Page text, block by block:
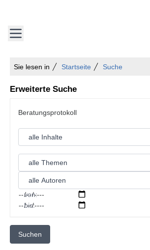
Sie lesen in Startseite Suche
Erweiterte Suche
von:
bis:
Suchen